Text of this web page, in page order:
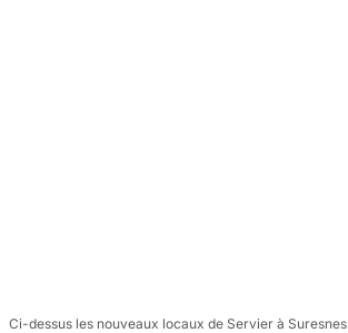
Ci-dessus les nouveaux locaux de Servier à Suresnes